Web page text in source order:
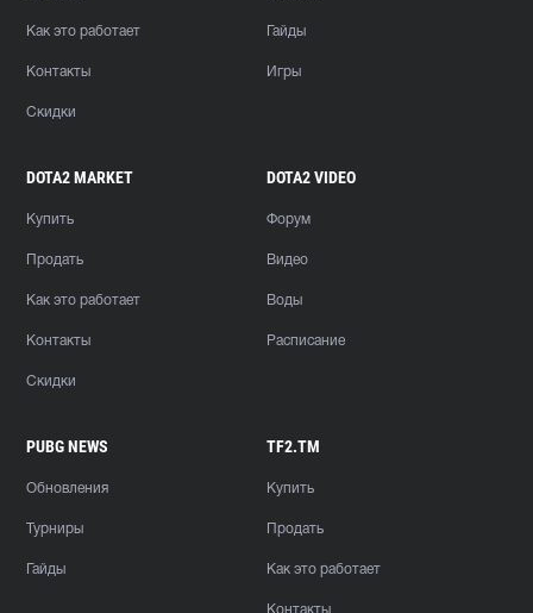
Как это работает
Контакты
Скидки
Гайды
Игры
DOTA2 MARKET
Купить
Продать
Как это работает
Контакты
Скидки
DOTA2 VIDEO
Форум
Видео
Воды
Расписание
PUBG NEWS
Обновления
Турниры
Гайды
TF2.TM
Купить
Продать
Как это работает
Контакты